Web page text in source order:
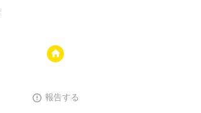
報告する